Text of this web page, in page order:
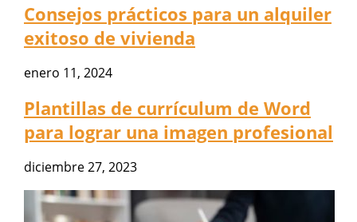
Consejos prácticos para un alquiler
exitoso de vivienda
enero 11, 2024
Plantillas de currículum de Word
para lograr una imagen profesional
diciembre 27, 2023